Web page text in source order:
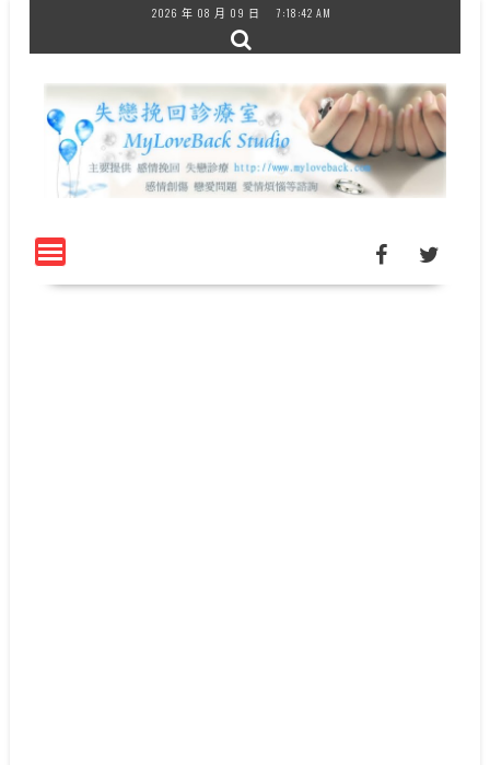
content
2026 年 08 月 09 日 7:18:42 AM